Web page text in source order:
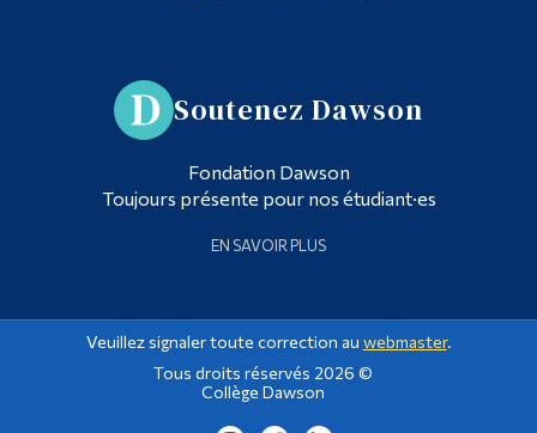
Soutenez Dawson
Fondation Dawson
Toujours présente pour nos étudiant·es
EN SAVOIR PLUS
Veuillez signaler toute correction au webmaster.
Tous droits réservés 2026 ©
Collège Dawson